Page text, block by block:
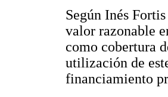
Según Inés
valor razonable
como cobertura
utilización de
financiamiento